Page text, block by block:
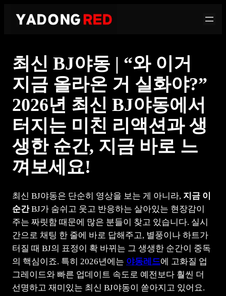
최신 BJ야동 | “와 이거
지금 올라온 거 실화야?”
2026년 최신 BJ야동에서
터지는 미친 리액션과 생
생한 순간, 지금 바로 느
껴보세요!
최신 BJ야동은 단순히 영상을 보는 게 아니라, 지금 이
순간BJ가 숨쉬고 웃고 반응하는 살아있는 현장감이
주는 짜릿함 때문에 많은 분들이 찾고 있습니다. 실시
간으로 채팅 한 줄에 바로 답해주고, 별풍이나 하트가
터질 때 BJ의 표정이 확 바뀌는 그 생생한 순간이 중독
의 핵심이죠. 특히 2026년에는 야동레드에 고화질 업
그레이드와 빠른 업데이트 속도로 예전보다 훨씬 더
선명하고 재미있는 최신 BJ야동이 쏟아지고 있어요.